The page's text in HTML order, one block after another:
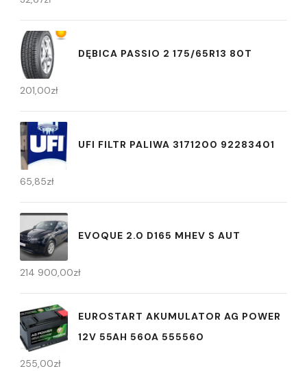
DĘBICA PASSIO 2 175/65R13 80T
201,00zł
UFI FILTR PALIWA 3171200 92283401
65,85zł
EVOQUE 2.0 D165 MHEV S AUT
214 900,00zł
EUROSTART AKUMULATOR AG POWER
12V 55AH 560A 555560
255,00zł